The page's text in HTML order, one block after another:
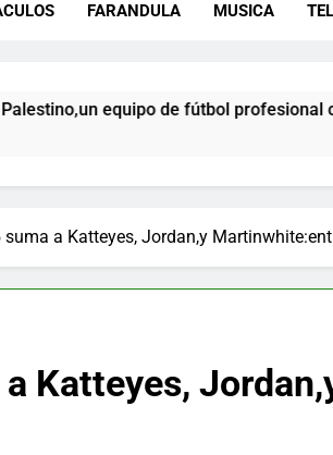
Campeón con Wanderers
FARANDULA MUSICA
de fútbol profesional
suma a Katteyes, Jordan,y
Katteyes,